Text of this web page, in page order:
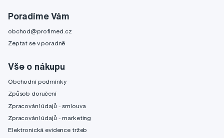
Poradíme Vám
obchod@profimed.cz
Zeptat se v poradně
Vše o nákupu
Obchodní podmínky
Způsob doručení
Zpracování údajů - smlouva
Zpracování údajů - marketing
Elektronická evidence tržeb